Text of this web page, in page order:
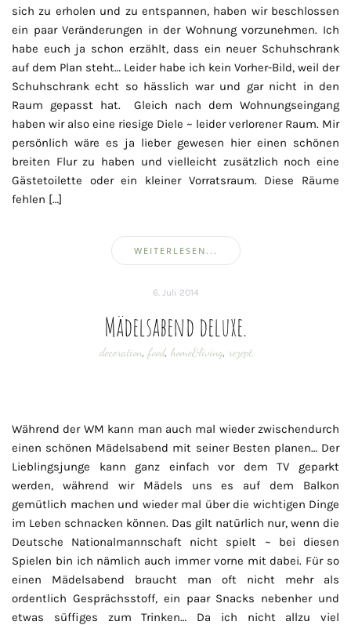
sich zu erholen und zu entspannen, haben wir beschlossen
ein paar Veränderungen in der Wohnung vorzunehmen. Ich
habe euch ja schon erzählt, dass ein neuer Schuhschrank
auf dem Plan steht… Leider habe ich kein Vorher-Bild, weil der
Schuhschrank echt so hässlich war und gar nicht in den
Raum gepasst hat. Gleich nach dem Wohnungseingang
haben wir also eine riesige Diele ~ leider verlorener Raum. Mir
persönlich wäre es ja lieber gewesen hier einen schönen
breiten Flur zu haben und vielleicht zusätzlich noch eine
Gästetoilette oder ein kleiner Vorratsraum. Diese Räume
fehlen […]
WEITERLESEN...
6. Juli 2014
Mädelsabend deluxe.
decoration, food, home&living, rezept
Während der WM kann man auch mal wieder zwischendurch
einen schönen Mädelsabend mit seiner Besten planen… Der
Lieblingsjunge kann ganz einfach vor dem TV geparkt
werden, während wir Mädels uns es auf dem Balkon
gemütlich machen und wieder mal über die wichtigen Dinge
im Leben schnacken können. Das gilt natürlich nur, wenn die
Deutsche Nationalmannschaft nicht spielt ~ bei diesen
Spielen bin ich nämlich auch immer vorne mit dabei. Für so
einen Mädelsabend braucht man oft nicht mehr als
ordentlich Gesprächsstoff, ein paar Snacks nebenher und
etwas süffiges zum Trinken… Da ich nicht allzu viel